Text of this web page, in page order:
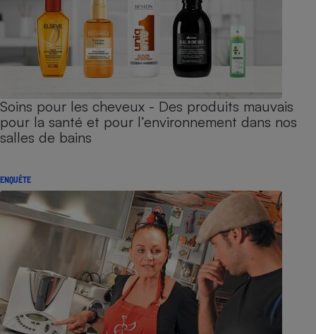
Soins pour les cheveux - Des produits mauvais
pour la santé et pour l’environnement dans nos
salles de bains
ENQUÊTE